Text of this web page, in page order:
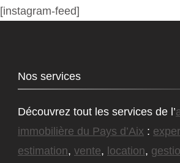
[instagram-feed]
Nos services
Découvrez tout les services de l’
immobilière du Pays d’Aix :
estimation, vente, location,